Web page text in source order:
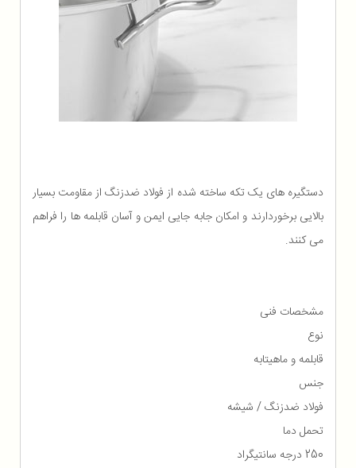
دستگیره های یک تکه ساخته شده از فولاد ضدزنگ از مقاومت بسیار
بالایی برخوردارند و امکان جابه جایی ایمن و آسان قابلمه ها را فراهم
می کنند.
مشخصات فنی
نوع
قابلمه و ماهیتابه
جنس
فولاد ضدزنگ / شیشه
تحمل دما
250 درجه سانتیگراد